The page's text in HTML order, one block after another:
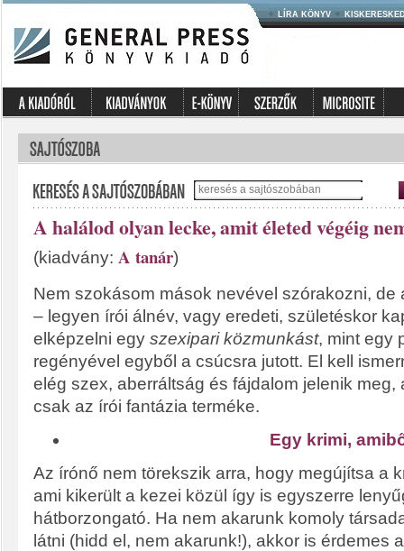
LÍRA KÖNYV
A halálod olyan lecke, amit életed végéig
(kiadvány: A tanár)
Nem szokásom mások nevével szórakozni, de
– legyen írói álnév, vagy eredeti, születéskor
elképzelni egy szexipari közmunkást, mint egy
regényével egyből a csúcsra jutott. El kell
elég szex, aberráltság és fájdalom jelenik
csak az írói fantázia terméke.
Egy krimi,
Az írónő nem törekszik arra, hogy megújítsa a
ami kikerült a kezei közül így is egyszerre
hátborzongató. Ha nem akarunk komoly
látni (hidd el, nem akarunk!), akkor is érdemes